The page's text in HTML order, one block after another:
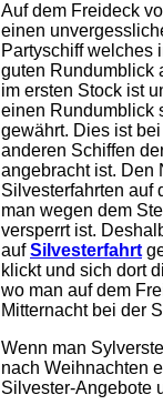
Auf dem Freideck
einen
Partyschiff welches
guten Rundumblick
im ersten Stock ist
einen Rundumblick
gewährt. Dies ist
anderen Schiffen
angebracht ist. Den
Silvesterfahrten auf
man wegen dem
versperrt ist.
aufSilvesterfahrt
klickt und sich dort
wo man auf dem
Mitternacht bei der
Wenn man
nach Weihnachten
Silvester-Angebote